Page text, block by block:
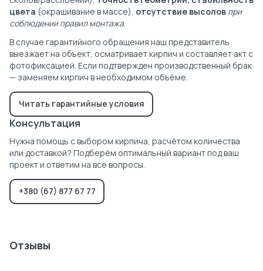
цвета (окрашивание в массе), отсутствие высолов при
соблюдении правил монтажа.
В случае гарантийного обращения наш представитель
выезжает на объект, осматривает кирпич и составляет акт с
фотофиксацией. Если подтвержден производственный брак
— заменяем кирпич в необходимом объёме.
Читать гарантийные условия
Консультация
Нужна помощь с выбором кирпича, расчётом количества
или доставкой? Подберём оптимальный вариант под ваш
проект и ответим на все вопросы.
+380 (67) 877 67 77
Отзывы